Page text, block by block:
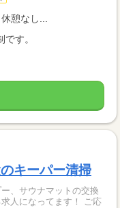
憩なし...
す。
キーパー清掃
、サウナマットの交換
人になってます！ ご応